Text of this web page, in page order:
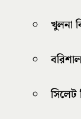
খুলনা
সিলেট